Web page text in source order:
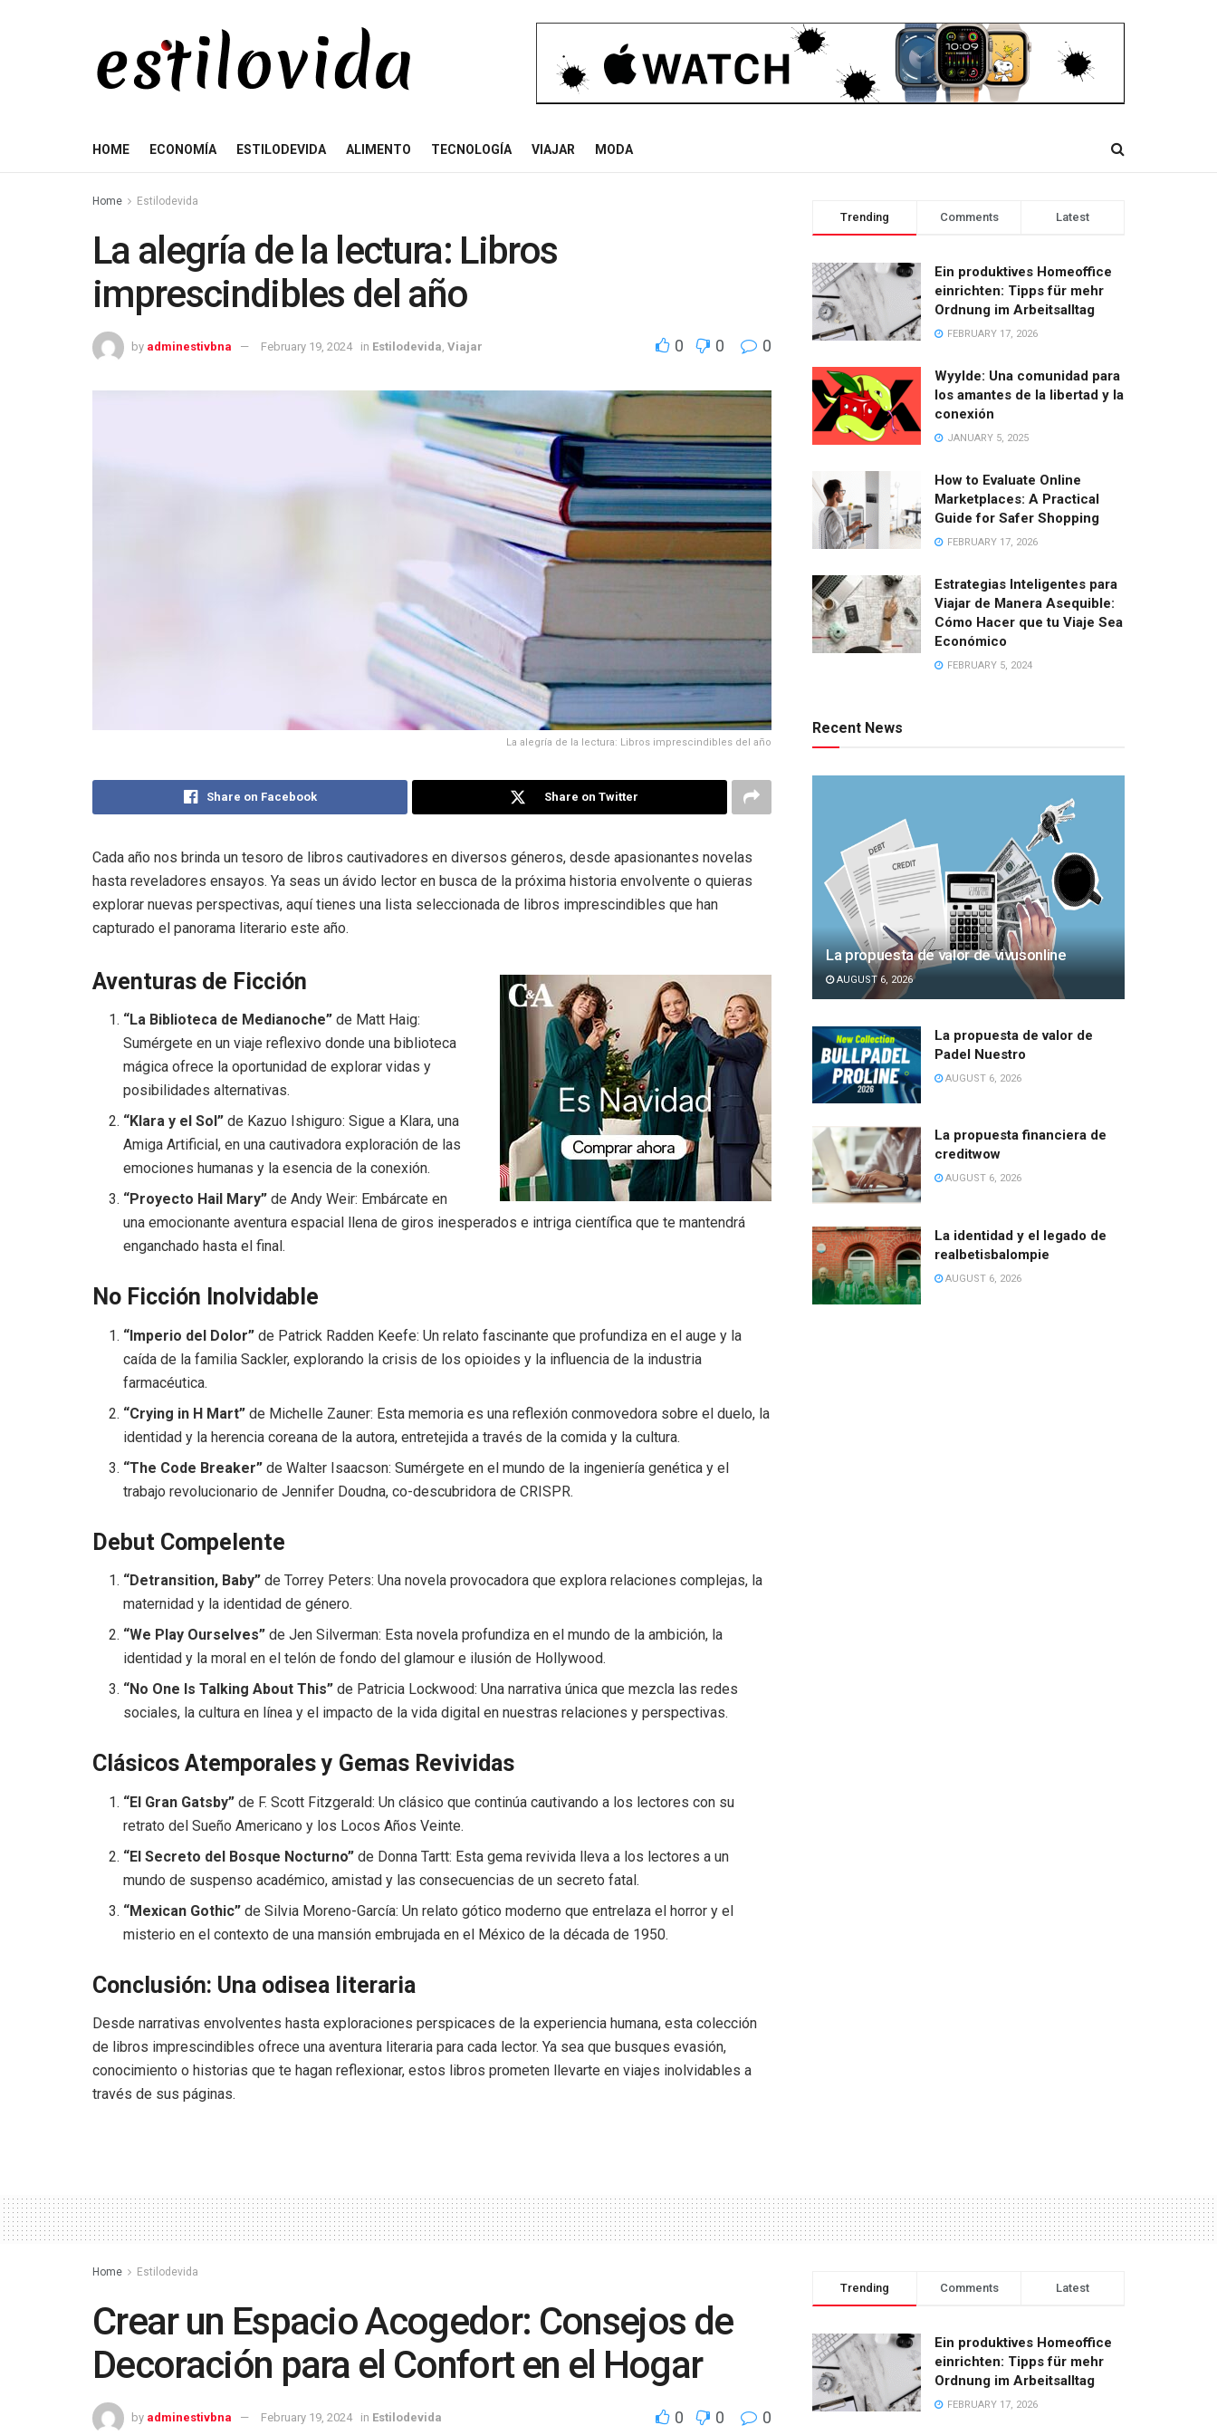
HOME ECONOMÍA ESTILODEVIDA ALIMENTO TECNOLOGÍA VIAJAR MODA
Home Estilodevida
La alegría de la lectura: Libros
imprescindibles del año
by adminestivbna February 19, 2024 in Estilodevida Viajar 0 0 0
La alegría de la lectura: Libros imprescindibles del año
Share on Facebook Share on Twitter
Cada año nos brinda un tesoro de libros cautivadores en diversos géneros, desde apasionantes novelas
hasta reveladores ensayos. Ya seas un ávido lector en busca de la próxima historia envolvente o quieras
explorar nuevas perspectivas, aquí tienes una lista seleccionada de libros imprescindibles que han
capturado el panorama literario este año.
Aventuras de Ficción
“La Biblioteca de Medianoche”de Matt Haig:
Sumérgete en un viaje reflexivo donde una biblioteca
mágica ofrece la oportunidad de explorar vidas y
posibilidades alternativas.
“Klara y el Sol”de Kazuo Ishiguro: Sigue a Klara, una
Amiga Artificial, en una cautivadora exploración de las
emociones humanas y la esencia de la conexión.
“Proyecto Hail Mary”de Andy Weir: Embárcate en
una emocionante aventura espacial llena de giros inesperados e intriga científica que te mantendrá
enganchado hasta el final.
No Ficción Inolvidable
“Imperio del Dolor” de Patrick Radden Keefe: Un relato fascinante que profundiza en el auge y la
caída de la familia Sackler, explorando la crisis de los opioides y la influencia de la industria
farmacéutica.
“Crying in H Mart”de Michelle Zauner: Esta memoria es una reflexión conmovedora sobre el duelo, la
identidad y la herencia coreana de la autora, entretejida a través de la comida y la cultura.
“The Code Breaker” de Walter Isaacson: Sumérgete en el mundo de la ingeniería genética y el
trabajo revolucionario de Jennifer Doudna, co-descubridora de CRISPR.
Debut Compelente
“Detransition, Baby”de Torrey Peters: Una novela provocadora que explora relaciones complejas, la
maternidad y la identidad de género.
“We Play Ourselves”de Jen Silverman: Esta novela profundiza en el mundo de la ambición, la
identidad y la moral en el telón de fondo del glamour e ilusión de Hollywood.
“No One Is Talking About This” de Patricia Lockwood: Una narrativa única que mezcla las redes
sociales, la cultura en línea y el impacto de la vida digital en nuestras relaciones y perspectivas.
Clásicos Atemporales y Gemas Revividas
“El Gran Gatsby”de F. Scott Fitzgerald: Un clásico que continúa cautivando a los lectores con su
retrato del Sueño Americano y los Locos Años Veinte.
“El Secreto del Bosque Nocturno”de Donna Tartt: Esta gema revivida lleva a los lectores a un
mundo de suspenso académico, amistad y las consecuencias de un secreto fatal.
“Mexican Gothic” de Silvia Moreno-García: Un relato gótico moderno que entrelaza el horror y el
misterio en el contexto de una mansión embrujada en el México de la década de 1950.
Conclusión: Una odisea literaria
Desde narrativas envolventes hasta exploraciones perspicaces de la experiencia humana, esta colección
de libros imprescindibles ofrece una aventura literaria para cada lector. Ya sea que busques evasión,
conocimiento o historias que te hagan reflexionar, estos libros prometen llevarte en viajes inolvidables a
través de sus páginas.
Trending Comments Latest
Ein produktives Homeoffice
einrichten: Tipps für mehr
Ordnung im Arbeitsalltag
FEBRUARY 17, 2026
Wyylde: Una comunidad para
los amantes de la libertad y la
conexión
JANUARY 5, 2025
How to Evaluate Online
Marketplaces: A Practical
Guide for Safer Shopping
FEBRUARY 17, 2026
Estrategias Inteligentes para
Viajar de Manera Asequible:
Cómo Hacer que tu Viaje Sea
Económico
FEBRUARY 5, 2024
Recent News
La propuesta de valor de vivusonline
AUGUST 6, 2026
La propuesta de valor de
Padel Nuestro
AUGUST 6, 2026
La propuesta financiera de
creditwow
AUGUST 6, 2026
La identidad y el legado de
realbetisbalompie
AUGUST 6, 2026
Home Estilodevida
Crear un Espacio Acogedor: Consejos de
Decoración para el Confort en el Hogar
by adminestivbna February 19, 2024 in Estilodevida 0 0 0
Trending Comments Latest
Ein produktives Homeoffice
einrichten: Tipps für mehr
Ordnung im Arbeitsalltag
FEBRUARY 17, 2026